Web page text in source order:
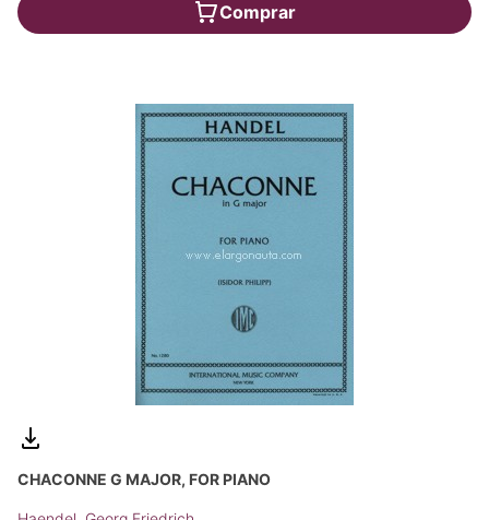
Comprar
CHACONNE G MAJOR, FOR PIANO